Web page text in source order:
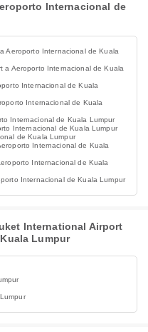
Internacional de
Aeroporto Internacional de Kuala
a Aeroporto Internacional de Kuala
Internacional de Kuala
Internacional de Kuala
Internacional de Kuala Lumpur
Internacional de Kuala Lumpur
de Kuala Lumpur
Internacional de Kuala
Internacional de Kuala
Internacional de Kuala Lumpur
International Airport
Lumpur